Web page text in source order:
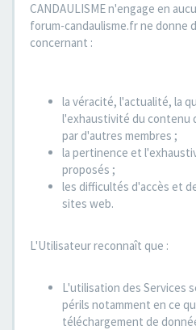
CANDAULISME n'engage en
forum-candaulisme.fr ne donne
concernant :
la véracité, l'actualité, la
l'exhaustivité du contenu
par d'autres membres ;
la pertinence et
proposés ;
les difficultés d'accès et
sites web.
L'Utilisateur reconnaît que :
L'utilisation des Services
périls notamment en ce
téléchargement de